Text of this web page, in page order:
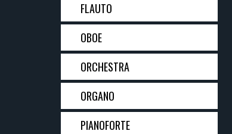
FLAUTO
OBOE
ORCHESTRA
ORGANO
PIANOFORTE